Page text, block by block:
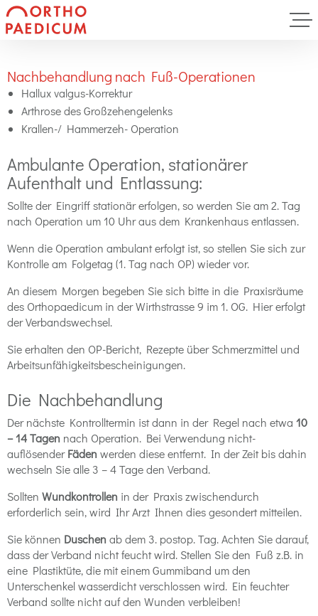
Nachbehandlung nach Fuß-Operationen
Hallux valgus-Korrektur
Arthrose des Großzehengelenks
Krallen-/ Hammerzeh- Operation
Ambulante Operation, stationärer
Aufenthalt und Entlassung:
Sollte der Eingriff stationär erfolgen, so werden Sie am 2. Tag
nach Operation um 10 Uhr aus dem Krankenhaus entlassen.
Wenn die Operation ambulant erfolgt ist, so stellen Sie sich zur
Kontrolle am Folgetag (1. Tag nach OP) wieder vor.
An diesem Morgen begeben Sie sich bitte in die Praxisräume
des Orthopaedicum in der Wirthstrasse 9 im 1. OG. Hier erfolgt
der Verbandswechsel.
Sie erhalten den OP-Bericht, Rezepte über Schmerzmittel und
Arbeitsunfähigkeitsbescheinigungen.
Die Nachbehandlung
Der nächste Kontrolltermin ist dann in der Regel nach etwa 10
– 14 Tagen nach Operation. Bei Verwendung nicht-
auflösenderFäden werden diese entfernt. In der Zeit bis dahin
wechseln Sie alle 3 – 4 Tage den Verband.
Sollten Wundkontrollen in der Praxis zwischendurch
erforderlich sein, wird Ihr Arzt Ihnen dies gesondert mitteilen.
Sie können Duschen ab dem 3. postop. Tag. Achten Sie darauf,
dass der Verband nicht feucht wird. Stellen Sie den Fuß z.B. in
eine Plastiktüte, die mit einem Gummiband um den
Unterschenkel wasserdicht verschlossen wird. Ein feuchter
Verband sollte nicht auf den Wunden verbleiben!